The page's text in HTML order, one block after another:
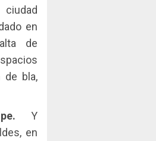
ciudad
en
de
de bla,
Y
en